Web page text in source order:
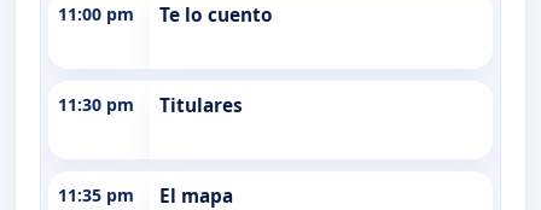
11:00 pm Te lo cuento
11:30 pm Titulares
11:35 pm El mapa